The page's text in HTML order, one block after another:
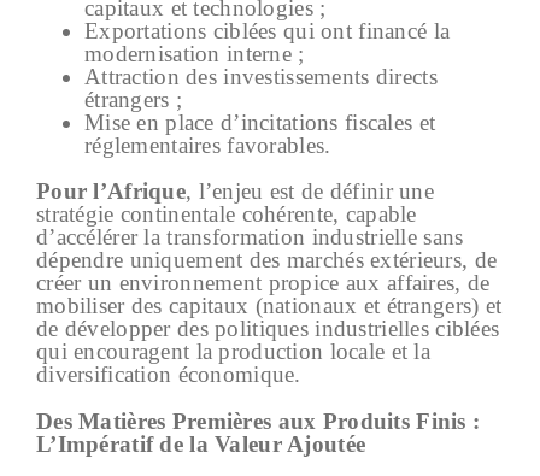
capitaux et technologies ;
Exportations ciblées qui ont financé la
modernisation interne ;
Attraction des investissements directs
étrangers ;
Mise en place d’incitations fiscales et
réglementaires favorables.
Pour l’Afrique, l’enjeu est de définir une
stratégie continentale cohérente, capable
d’accélérer la transformation industrielle sans
dépendre uniquement des marchés extérieurs, de
créer un environnement propice aux affaires, de
mobiliser des capitaux (nationaux et étrangers) et
de développer des politiques industrielles ciblées
qui encouragent la production locale et la
diversification économique.
Des Matières Premières aux Produits Finis :
L’Impératif de la Valeur Ajoutée